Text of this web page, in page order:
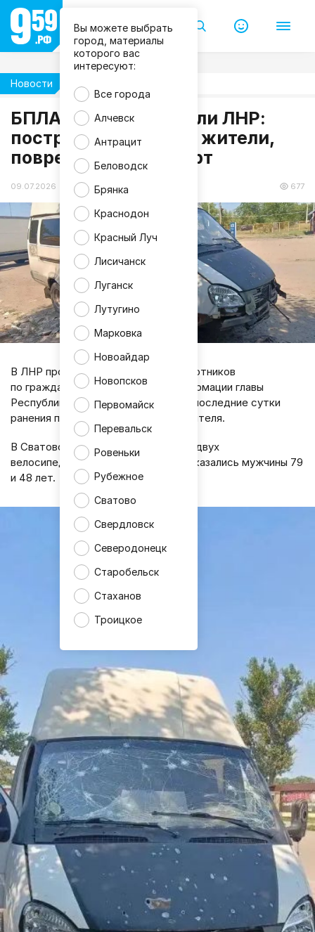
Вы можете выбрать
город, материалы
которого вас
интересуют:
Все города
Алчевск
Антрацит
Беловодск
Брянка
Краснодон
Красный Луч
Лисичанск
Луганск
Лутугино
Марковка
Новоайдар
Новопсков
Первомайск
Перевальск
Ровеньки
Рубежное
Сватово
Свердловск
Северодонецк
Старобельск
Стаханов
Троицкое
Новости
БПЛА вновь атаковали ЛНР:
пострадали мирные жители,
поврежден транспорт
09.07.2026 09:53 677
а
Л
Н
Р
н
П
а
с
е
ч
н
к
В ЛНР продолжаются атаки беспилотников
по гражданским объектам. По информации главы
Республики Леонида Пасечника, за последние сутки
ранения получили четыре мирных жителя.
В Сватово беспилотники атаковали двух
велосипедистов. Пострадавшими оказались мужчины 79
и 48 лет.